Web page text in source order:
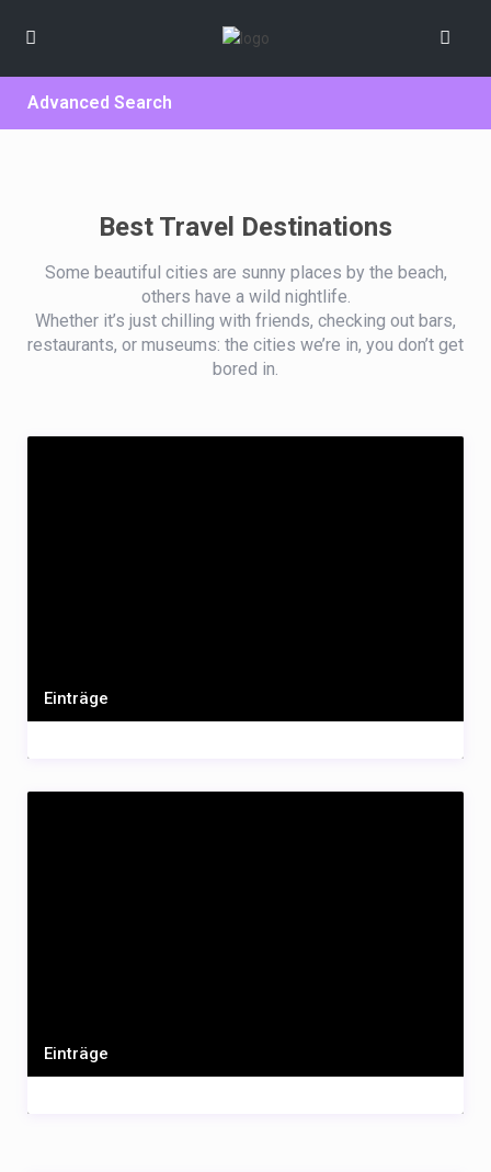
Advanced Search
Best Travel Destinations
Some beautiful cities are sunny places by the beach,
others have a wild nightlife.
Whether it’s just chilling with friends, checking out bars,
restaurants, or museums: the cities we’re in, you don’t get
bored in.
Einträge
Einträge